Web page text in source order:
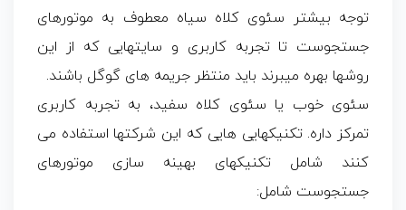
توجه بیشتر سئوی کلاه سیاه معطوف به موتورهای
جستجوست تا تجربه کاربری و سایتهایی که از این
روشها بهره میبرند باید منتظر جریمه های گوگل باشند.
سئوی خوب یا سئوی کلاه سفید، به تجربه کاربری
تمرکز داره. تکنیکهایی هایی که این شرکتها استفاده می
کنند شامل تکنیکهای بهینه سازی موتورهای
جستجوست شامل: